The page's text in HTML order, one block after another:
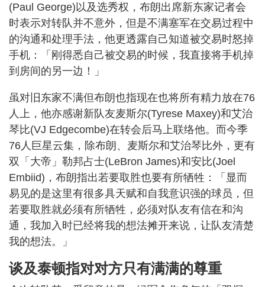
(Paul George)以及选秀权，布朗出席新东家记者会
时表示对转队并不意外，但是不满塞军在交易过程中
的沟通和处理手法，他更透露自己知道被交易时怒掉
手机：「刚得悉自己被交易的时候，我直接将手机掉
到房间的另一边！」
虽对旧东家不满但布朗也指现在也将所有精力放在76
人上，他亦感谢新队友麦斯尔(Tyrese Maxey)和艾治
琴比(VJ Edgecombe)在转会后马上联络他。而今季
76人巨星云集，除布朗、麦斯尔和艾治琴比外，更有
双「大帝」勒邦占士(LeBron James)和安比(Joel
Embiid)，布朗指出若要取胜也要有所牺牲：「显而
易见的是这里有很多具天赋和自我意识强的球员，但
若要取胜就必须有所牺牲，必须对队友有信在和沟
通，我加入时已经将我的想法摊开来说，让队友清楚
我的想法。」
谈及泰顿指对对方只有满满的尊重